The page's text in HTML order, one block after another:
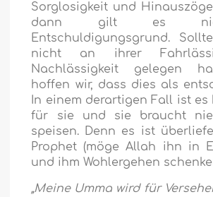
Sorglosigkeit und
dann gilt es
Entschuldigungsgrund.
nicht an ihrer
Nachlässigkeit gelegen
hoffen wir, dass dies als
In einem derartigen Fall ist es
für sie und sie braucht
speisen. Denn es ist
Prophet (möge Allah ihn in
und ihm Wohlergehen
„Meine Umma wird für